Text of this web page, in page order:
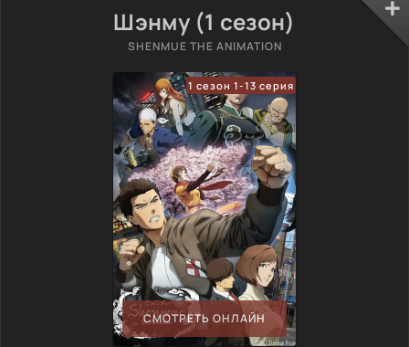
Шэнму (1 сезон)
SHENMUE THE ANIMATION
1 сезон 1-13 серия
СМОТРЕТЬ ОНЛАЙН